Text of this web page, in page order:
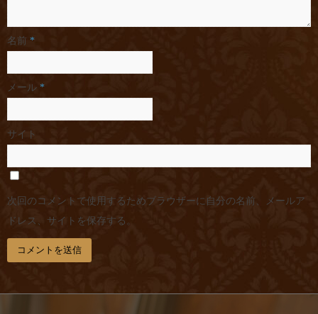
名前 *
メール *
サイト
次回のコメントで使用するためブラウザーに自分の名前、メールア
ドレス、サイトを保存する。